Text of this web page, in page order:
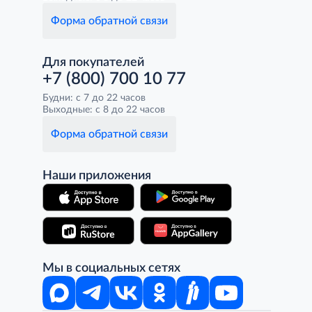
Форма обратной связи
Для покупателей
+7 (800) 700 10 77
Будни: с 7 до 22 часов
Выходные: с 8 до 22 часов
Форма обратной связи
Наши приложения
Мы в социальных сетях